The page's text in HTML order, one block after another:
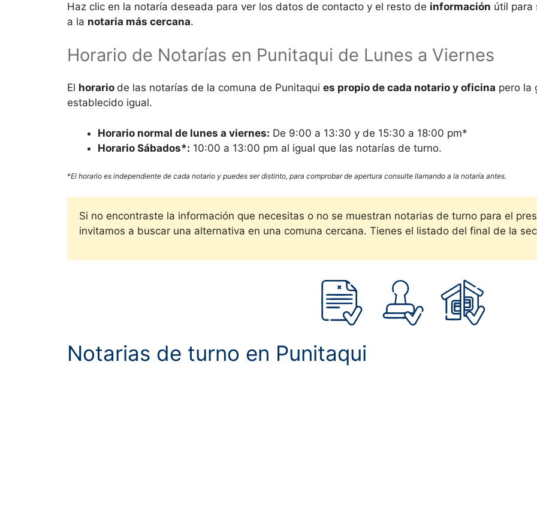
Haz clic en la notaría deseada para ver los datos de contacto y el resto de información útil para
a la notaria más cercana.
Horario de Notarías en Punitaqui de Lunes a Viernes
El horario de las notarías de la comuna de Punitaqui es propio de cada notario y oficina pero la
establecido igual.
Horario normal de lunes a viernes: De 9:00 a 13:30 y de 15:30 a 18:00 pm*
Horario Sábados*: 10:00 a 13:00 pm al igual que las notarías de turno.
*El horario es independiente de cada notario y puedes ser distinto, para comprobar de apertura consulte llamando a la notaría antes.
Si no encontraste la información que necesitas o no se muestran notarias de turno para el
invitamos a buscar una alternativa en una comuna cercana. Tienes el listado del final de la
Notarias de turno en Punitaqui